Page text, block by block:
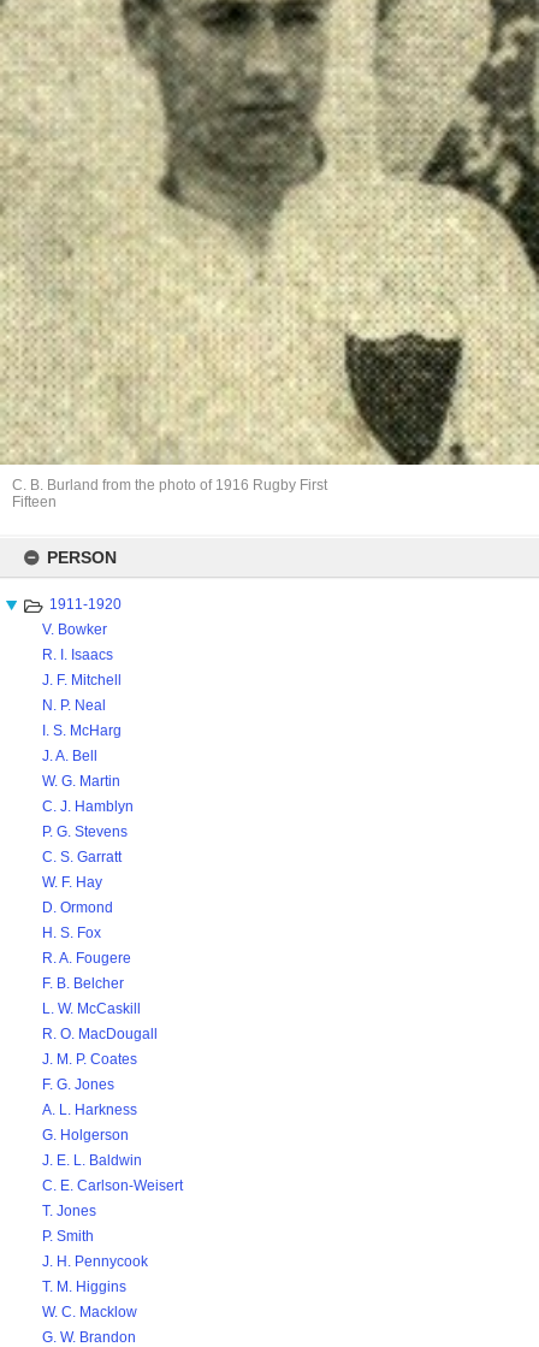
content
PERSON
1911-1920
V. Bowker
R. I. Isaacs
J. F. Mitchell
N. P. Neal
I. S. McHarg
J. A. Bell
W. G. Martin
C. J. Hamblyn
P. G. Stevens
C. S. Garratt
W. F. Hay
D. Ormond
H. S. Fox
R. A. Fougere
F. B. Belcher
L. W. McCaskill
R. O. MacDougall
J. M. P. Coates
F. G. Jones
A. L. Harkness
G. Holgerson
J. E. L. Baldwin
C. E. Carlson-Weisert
T. Jones
P. Smith
J. H. Pennycook
T. M. Higgins
W. C. Macklow
G. W. Brandon
C. B. Burland from the photo of 1916 Rugby First
Fifteen